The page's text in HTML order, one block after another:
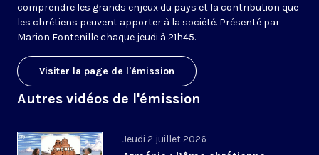
comprendre les grands enjeux du pays et la contribution que
les chrétiens peuvent apporter à la société. Présenté par
Marion Fontenille chaque jeudi à 21h45.
Visiter la page de l'émission
Autres vidéos de l'émission
Jeudi 2 juillet 2026